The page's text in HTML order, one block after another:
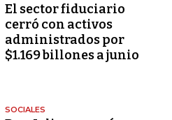
El sector fiduciario
cerró con activos
administrados por
$1.169 billones a junio
SOCIALES